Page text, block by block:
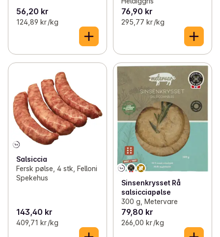
56,20 kr
124,89 kr /kg
76,90 kr
295,77 kr /kg
Salsiccia
Fersk pølse, 4 stk, Felloni
Spekehus
143,40 kr
409,71 kr /kg
Sinsenkrysset Rå
salsicciapølse
300 g, Metervare
79,80 kr
266,00 kr /kg